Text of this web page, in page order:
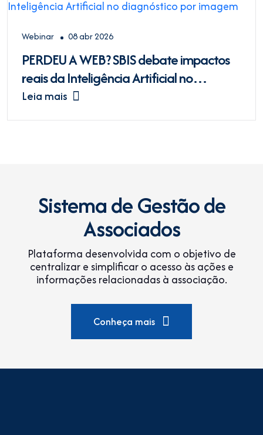
Webinar 08 abr 2026
PERDEU A WEB? SBIS debate impactos
reais da Inteligência Artificial no
diagnóstico por imagem
Leia mais
Sistema de Gestão de
Associados
Plataforma desenvolvida com o objetivo de
centralizar e simplificar o acesso às ações e
informações relacionadas à associação.
Conheça mais